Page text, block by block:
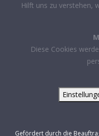
Hilft uns zu verstehen,
Diese Cookies
Gefördert durch die